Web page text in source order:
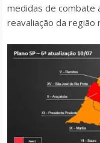
medidas de combate
reavaliação da região